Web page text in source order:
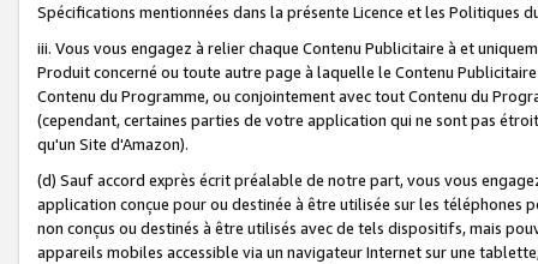
Spécifications mentionnées dans la présente Licence et les Politiques
iii. Vous vous engagez à relier chaque Contenu Publicitaire à et
Produit concerné ou toute autre page à laquelle le Contenu
Contenu du Programme, ou conjointement avec tout Contenu du
(cependant, certaines parties de votre application qui ne sont pas
qu'un Site d'Amazon).
(d) Sauf accord exprès écrit préalable de notre part, vous vous
application conçue pour ou destinée à être utilisée sur les téléphones
non conçus ou destinés à être utilisés avec de tels dispositifs, mais
appareils mobiles accessible via un navigateur Internet sur une